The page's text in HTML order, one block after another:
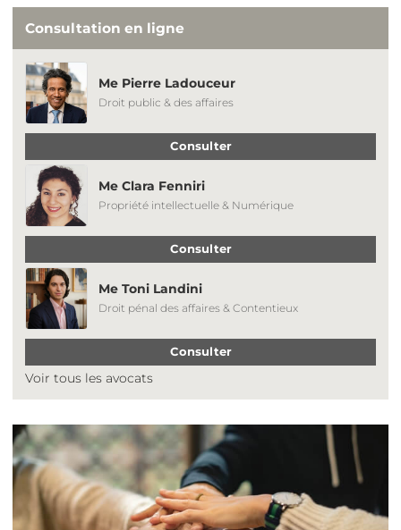
Consultation en ligne
Me Pierre Ladouceur
Droit public & des affaires
Consulter
Me Clara Fenniri
Propriété intellectuelle & Numérique
Consulter
Me Toni Landini
Droit pénal des affaires & Contentieux
Consulter
Voir tous les avocats